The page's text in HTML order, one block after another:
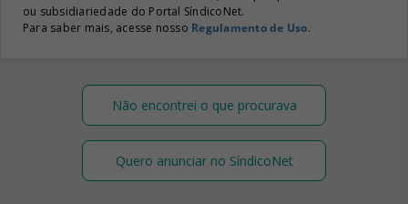
ou subsidiariedade do Portal SíndicoNet.
Para saber mais, acesse nosso Regulamento de Uso.
Não encontrei o que procurava
Quero anunciar no SíndicoNet